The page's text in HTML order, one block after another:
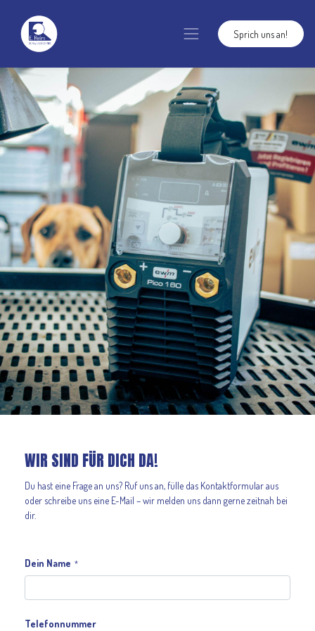
Sprich uns an!
WIR SIND FÜR DICH DA!
Du hast eine Frage an uns? Ruf uns an, fülle das Kontaktformular aus
oder schreibe uns eine E-Mail – wir melden uns dann gerne zeitnah bei
dir.
Dein Name *
Telefonnummer